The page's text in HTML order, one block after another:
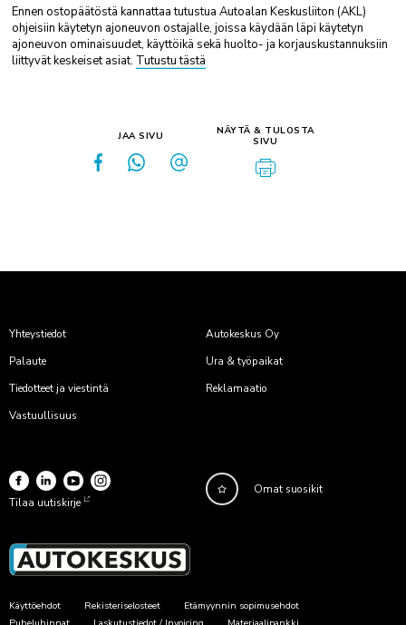
Ennen ostopäätöstä kannattaa tutustua Autoalan Keskusliiton (AKL)
ohjeisiin käytetyn ajoneuvon ostajalle, joissa käydään läpi käytetyn
ajoneuvon ominaisuudet, käyttöikä sekä huolto- ja korjauskustannuksiin
liittyvät keskeiset asiat. Tutustu tästä
JAA SIVU
NÄYTÄ & TULOSTA
SIVU
Yhteystiedot
Autokeskus Oy
Palaute
Ura & työpaikat
Tiedotteet ja viestintä
Reklamaatio
Vastuullisuus
Tilaa uutiskirje
Omat suosikit
Käyttöehdot Rekisteriselosteet
Etämyynnin sopimusehdot